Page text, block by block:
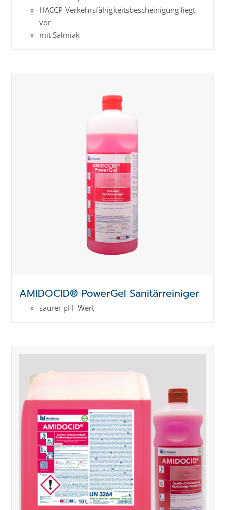
HACCP-Verkehrs­­fähig­keits­­beschei­nigung liegt
vor
mit Salmiak
AMIDOCID® PowerGel Sanitärreiniger
saurer pH- Wert